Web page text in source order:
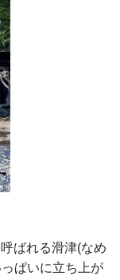
ばれる滑津(なめ
ぱいに立ち上が